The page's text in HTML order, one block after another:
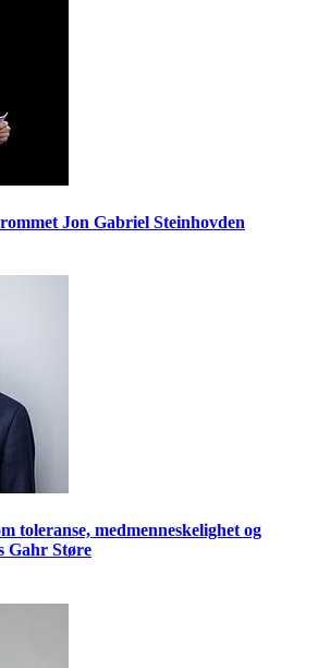
Jon Gabriel Steinhovden
toleranse, medmenneskelighet og
Gahr Støre